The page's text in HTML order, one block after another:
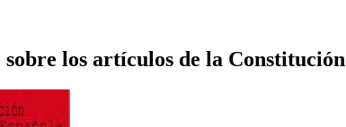
los artículos de la Constitución